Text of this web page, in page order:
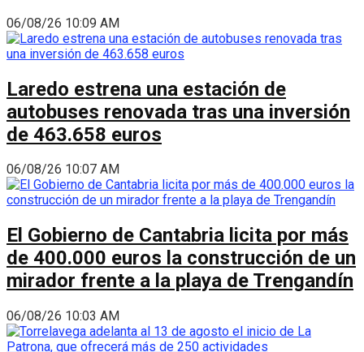
06/08/26 10:09 AM
Laredo estrena una estación de
autobuses renovada tras una inversión
de 463.658 euros
06/08/26 10:07 AM
El Gobierno de Cantabria licita por más
de 400.000 euros la construcción de un
mirador frente a la playa de Trengandín
06/08/26 10:03 AM